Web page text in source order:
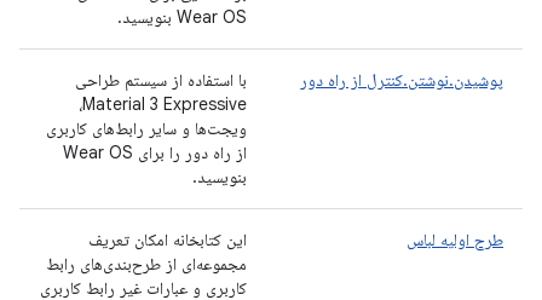
Wear OS بنویسید.
پوشیدن.نوشتن.کنترل از راه دور
با استفاده از سیستم طراحی
Material 3 Expressive،
ویجت‌ها و سایر رابط‌های کاربری
از راه دور را برای Wear OS
بنویسید.
طرح اولیه لباس
این کتابخانه امکان تعریف
مجموعه‌ای از طرح‌بندی‌های رابط
کاربری و عبارات غیر رابط کاربری